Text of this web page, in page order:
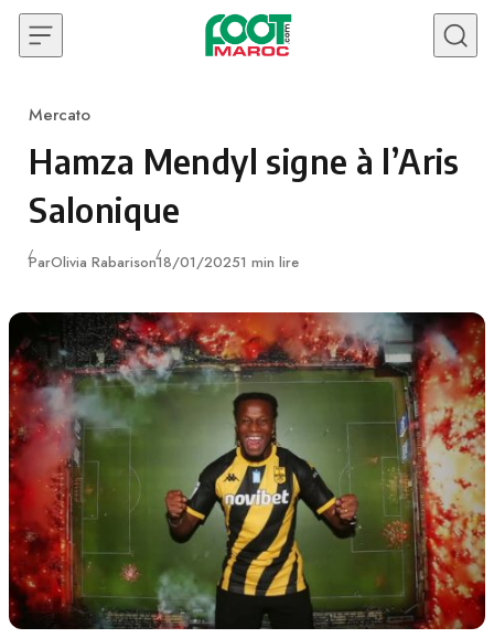
Skip to content
Category
Mercato
Hamza Mendyl signe à l’Aris
Salonique
ParOlivia RabarisonPublié
18/01/20251 min lire